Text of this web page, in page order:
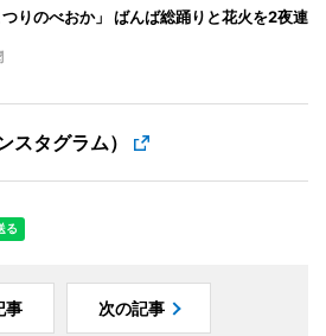
りのべおか」 ばんば総踊りと花火を2夜連
タグラム）
事 次の記事